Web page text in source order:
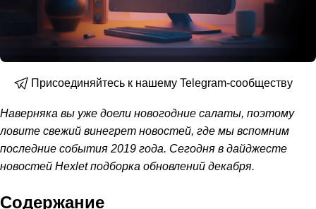
Присоединяйтесь к нашему Telegram-сообществу
Наверняка вы уже доели новогодние салаты, поэтому
ловите свежий винегрет новостей, где мы вспомним
последние события 2019 года. Сегодня в дайджесте
новостей Hexlet подборка обновлений декабря.
Содержание